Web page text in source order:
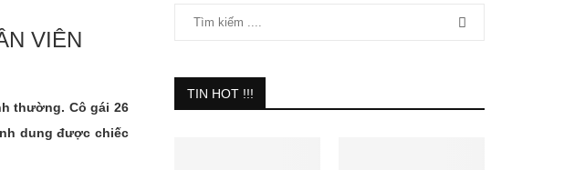
VIÊN
thường. Cô gái 26
dung được chiếc
TIN HOT !!!